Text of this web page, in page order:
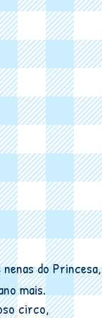
do Princesa,
mais.
circo,